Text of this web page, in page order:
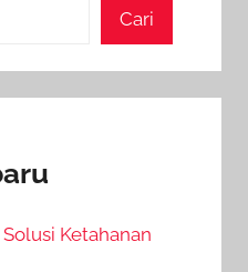
Cari
Ketahanan